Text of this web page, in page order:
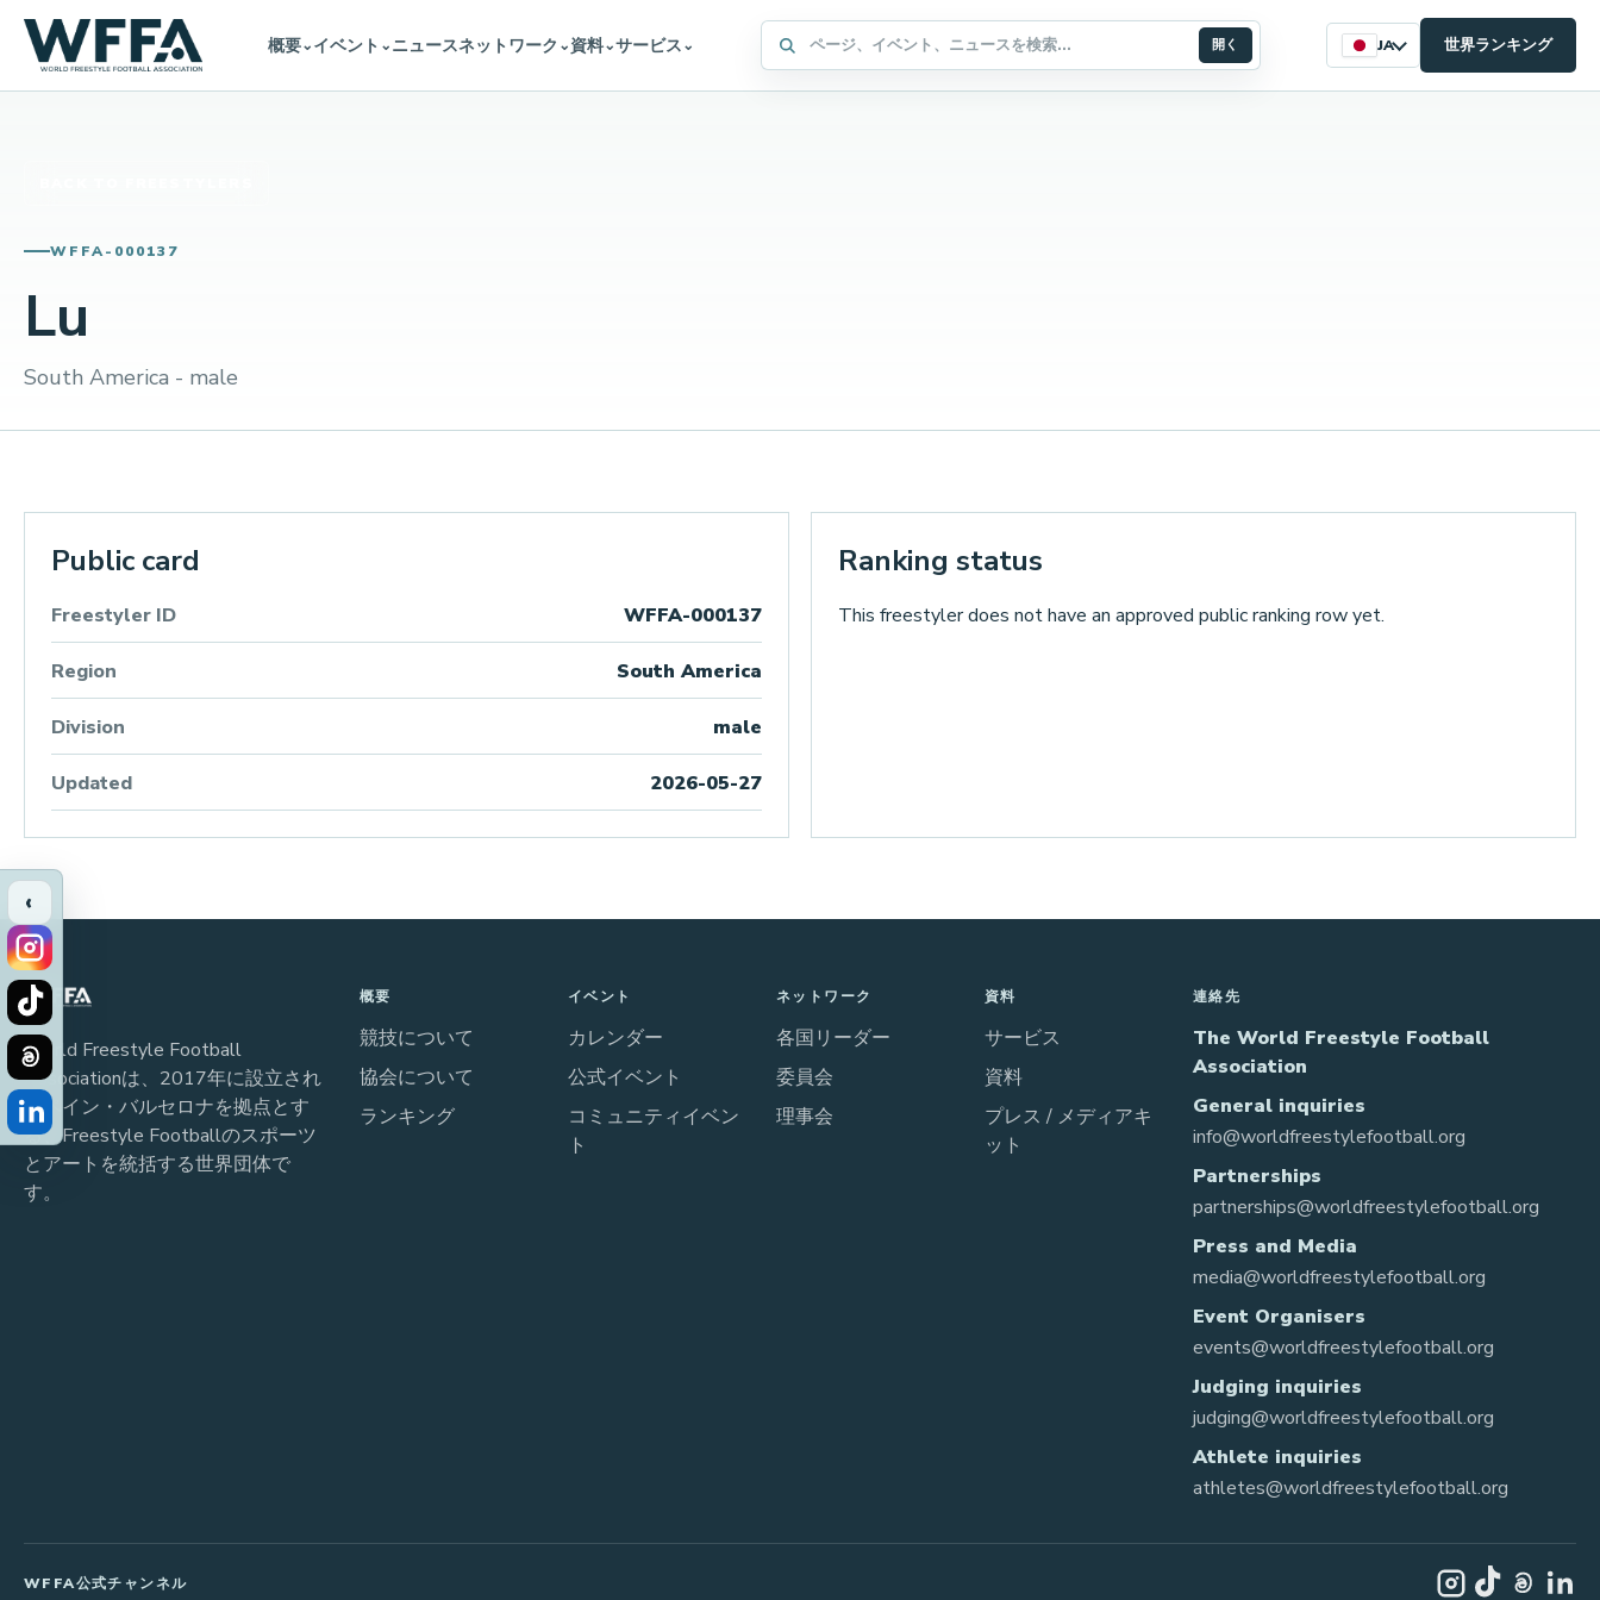
概要⌄イベント ⌄ニュースネットワーク ⌄資料⌄サービス⌄ WFFA サイト内検索 開く JA 世界ランキング
‹
WFFA-000137
Lu
South America - male
Public card
Freestyler ID WFFA-000137
Region South America
Division male
Updated 2026-05-27
Ranking status
This freestyler does not have an approved public ranking row yet.
World Freestyle Football
Associationは、2017年に設立され
スペイン・バルセロナを拠点とす
る、Freestyle Footballのスポーツ
とアートを統括する世界団体で
す。
概要
競技について
協会について
ランキング
イベント
カレンダー
公式イベント
コミュニティイベン
ト
ネットワーク
各国リーダー
委員会
理事会
資料
サービス
資料
プレス / メディアキ
ット
連絡先
The World Freestyle Football
Association
General inquiries
info@worldfreestylefootball.org
Partnerships
partnerships@worldfreestylefootball.org
Press and Media
media@worldfreestylefootball.org
Event Organisers
events@worldfreestylefootball.org
Judging inquiries
judging@worldfreestylefootball.org
Athlete inquiries
athletes@worldfreestylefootball.org
WFFA公式チャンネル